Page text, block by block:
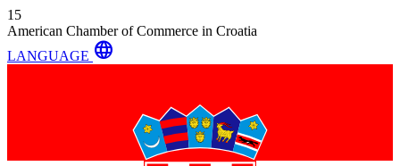
15
American Chamber of Commerce in Croatia
LANGUAGE language